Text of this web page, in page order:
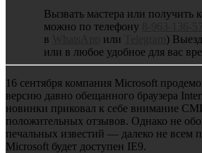
Вызвать мастера или получить
можно по телефону
в
или
)
или в любое удобное для вас
16 сентября компания Microsoft
версию давно обещанного браузера
новинки приковал к себе внимание
положительных отзывов. Однако не
печальных известий — далеко не всем
Microsoft будет доступен IE9.